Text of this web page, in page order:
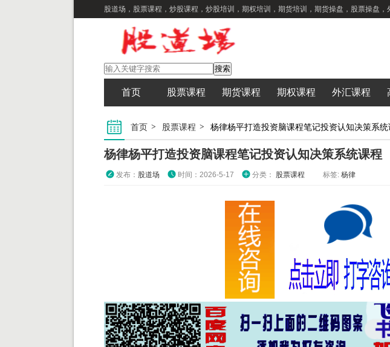
股道场，股票课程，炒股课程，炒股培训，期权培训，期货培训，期货操盘，股票操盘，
首页 股票课程 期货课程 期权课程 外汇课程
首页 股票课程 杨律杨平打造投资脑课程笔记投资认知决策系统
杨律杨平打造投资脑课程笔记投资认知决策系统课程
发布： 股道场 时间：2026-5-17 分类： 股票课程 标签: 杨律